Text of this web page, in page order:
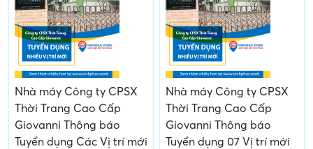
Nhà máy Công ty CPSX
Thời Trang Cao Cấp
Giovanni Thông báo
Tuyển dụng Các Vị trí mới
Nhà máy Công ty CPSX
Thời Trang Cao Cấp
Giovanni Thông báo
Tuyển dụng 07 Vị trí mới